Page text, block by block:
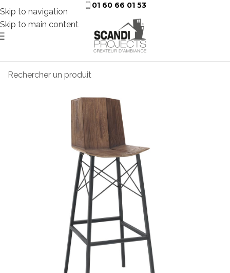
Skip to navigation
Skip to main content
01 60 66 01 53